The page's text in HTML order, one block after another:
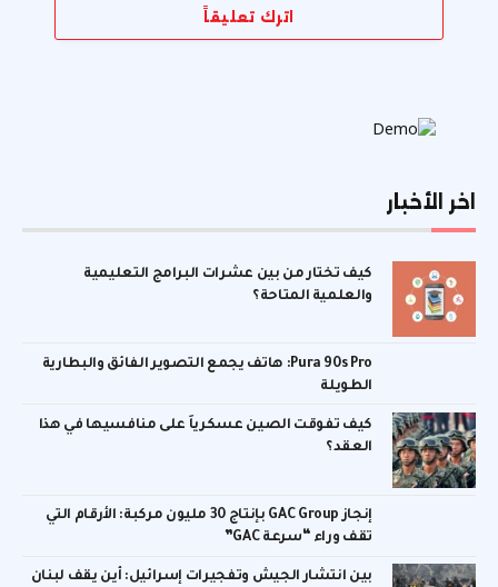
اترك تعليقاً
اخر الأخبار
كيف تختار من بين عشرات البرامج التعليمية
والعلمية المتاحة؟
Pura 90s Pro: هاتف يجمع التصوير الفائق والبطارية
الطويلة
كيف تفوقت الصين عسكرياً على منافسيها في هذا
العقد؟
إنجاز GAC Group بإنتاج 30 مليون مركبة: الأرقام التي
تقف وراء “سرعة GAC”
بين انتشار الجيش وتفجيرات إسرائيل: أين يقف لبنان